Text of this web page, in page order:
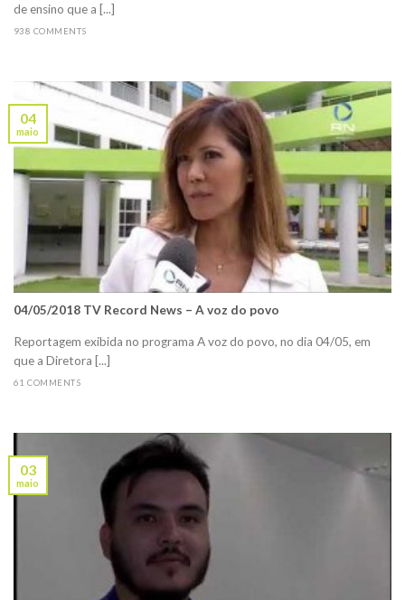
de ensino que a [...]
938 COMMENTS
04/05/2018 TV Record News – A voz do povo
Reportagem exibida no programa A voz do povo, no dia 04/05, em
que a Diretora [...]
61 COMMENTS
04
maio
03
maio